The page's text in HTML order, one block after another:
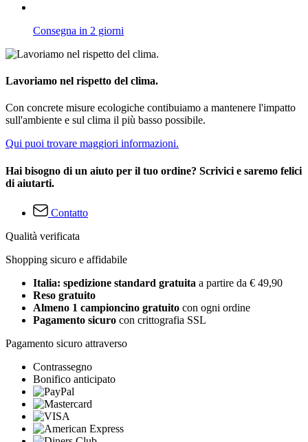
Consegna in 2 giorni
Lavoriamo nel rispetto del clima.
Con concrete misure ecologiche contibuiamo a mantenere l'impatto
sull'ambiente e sul clima il più basso possibile.
Qui puoi trovare maggiori informazioni.
Hai bisogno di un aiuto per il tuo ordine? Scrivici e saremo felici
di aiutarti.
Contatto
Qualità verificata
Shopping sicuro e affidabile
Italia: spedizione standard gratuita a partire da € 49,90
Reso gratuito
Almeno 1 campioncino gratuito con ogni ordine
Pagamento sicuro con crittografia SSL
Pagamento sicuro attraverso
Contrassegno
Bonifico anticipato